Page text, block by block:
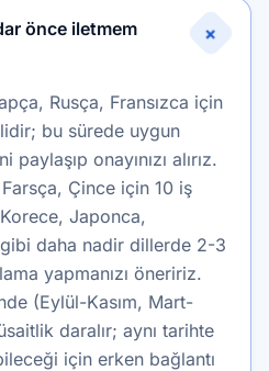
önce iletmem
+
Rusça, Fransızca için
bu sürede uygun
onayınızı alırız.
Çince için 10 iş
Japonca,
daha nadir dillerde 2-3
yapmanızı öneririz.
(Eylül-Kasım, Mart-
daralır; aynı tarihte
için erken bağlantı